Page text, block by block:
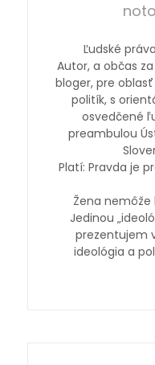
Ľudské
Autor, a občas
bloger, pre
politík, s
osvedčené
preambulou
Platí: Pravda je
Žena
Jedinou
prezentujem
ideológia a